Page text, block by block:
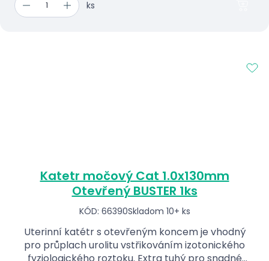
ks
Katetr močový Cat 1.0x130mm
Otevřený BUSTER 1ks
KÓD: 66390Skladom 10+ ks
Uterinní katétr s otevřeným koncem je vhodný
pro průplach urolitu vstřikováním izotonického